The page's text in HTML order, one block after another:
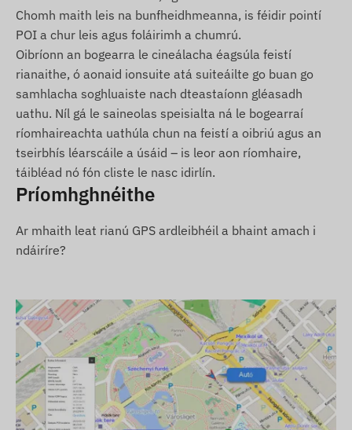
leat an suíomh reatha a rianú le cabhair ó
fheidhmchlár fón póca nó ríomhaire.
Réigiún oibriúcháin
4G: An Eoraip, an Áise, an Afraic, an Astráil
2G: An Eoraip, an Áise, an Afraic, an Astráil
Roghanna ceannaigh
Mura gceannaíonn tú ach an gléas (gan síntiús
monarchan. Ní mór duitse aire a thabhairt don
chárta SIM is gá don oibriú, dá shocruithe agus
Má cheannaíonn tú síntiús bogearraí in éineacht
leis an ngléas, ach gan cárta SIM, cuirfimid an
gléas ar fáil atá cláraithe cheana féin inár
mbogearraí, réidh le húsáid. Mar sin féin, is ortsa
atá an cúram fós cárta SIM a fháil, a shocrú
agus a oibriú.
Chomh maith leis na bunfheidhmeanna, is féidir pointí
POI a chur leis agus foláirimh a chumrú.
Oibríonn an bogearra le cineálacha éagsúla feistí
rianaithe, ó aonaid ionsuite atá suiteáilte go buan go
samhlacha soghluaiste nach dteastaíonn gléasadh
uathu. Níl gá le saineolas speisialta ná le bogearraí
ríomhaireachta uathúla chun na feistí a oibriú agus an
tseirbhís léarscáile a úsáid – is leor aon ríomhaire,
táibléad nó fón cliste le nasc idirlín.
Príomhghnéithe
Ar mhaith leat rianú GPS ardleibhéil a bhaint amach i
ndáiríre?